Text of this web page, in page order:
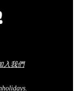
入我們